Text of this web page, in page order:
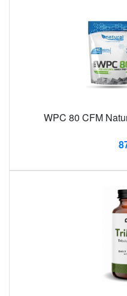
WPC 80 CFM